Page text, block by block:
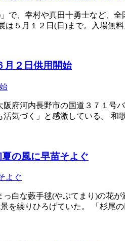
、幸村や真田十勇士など、全
は５月１２日(日)まで。入場無
月２日供用開始
府河内長野市の国道３７１号
活気づく」と感激している。 和
の風に早苗そよぐ
白な藪手毬(やぶてまり)の花
を繰りひろげていた。 「杉尾